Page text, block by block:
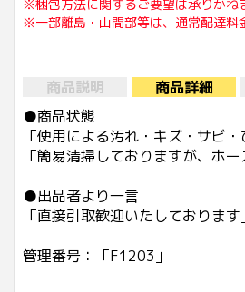
※梱包方法に関するご要望は承りかね
※一部離島・山間部等は、通常配達料
商品説明 商品詳細
●商品状態
「使用による汚れ・キズ・サビ
「簡易清掃しておりますが、ホ
●出品者より一言
「直接引取歓迎いたしております
管理番号：「F1203」